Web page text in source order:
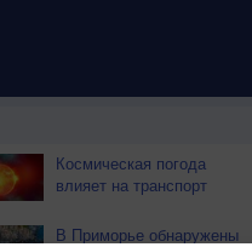
Космическая погода
влияет на транспорт
В Приморье обнаружены